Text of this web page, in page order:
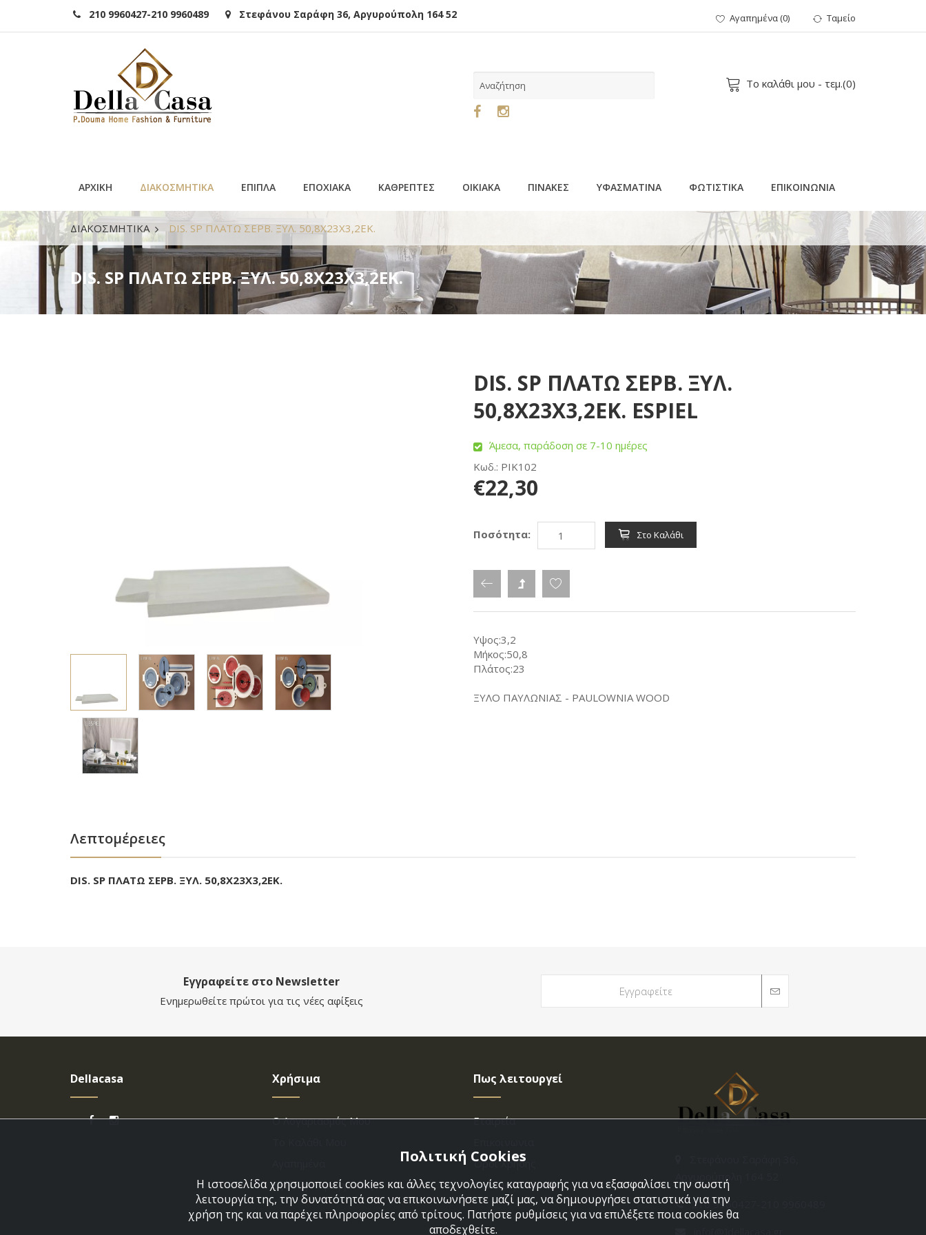
210 9960427-210 9960489 Στεφάνου Σαράφη 36, Αργυρούπολη 164 52 Αγαπημένα(0) Ταμείο
Το καλάθι μου - τεμ.(0)
ΑΡΧΙΚΗ ΔΙΑΚΟΣΜΗΤΙΚΑ ΕΠΙΠΛΑ ΕΠΟΧΙΑΚΑ ΚΑΘΡΕΠΤΕΣ ΟΙΚΙΑΚΑ ΠΙΝΑΚΕΣ ΥΦΑΣΜΑΤΙΝΑ ΦΩΤΙΣΤΙΚΑ ΕΠΙΚΟΙΝΩΝΙΑ
ΔΙΑΚΟΣΜΗΤΙΚΑ DIS. SP ΠΛΑΤΩ ΣΕΡΒ. ΞΥΛ. 50,8Χ23Χ3,2ΕΚ.
DIS. SP ΠΛΑΤΩ ΣΕΡΒ. ΞΥΛ. 50,8Χ23Χ3,2ΕΚ.
DIS. SP ΠΛΑΤΩ ΣΕΡΒ. ΞΥΛ.
50,8Χ23Χ3,2ΕΚ. ESPIEL
Άμεσα, παράδοση σε 7-10 ημέρες
Κωδ.: PIK102
€22,30
Ποσότητα: Στο Καλάθι
Υψος:3,2
Μήκος:50,8
Πλάτος:23
ΞΥΛΟ ΠΑΥΛΩΝΙΑΣ - PAULOWNIA WOOD
Λεπτομέρειες
DIS. SP ΠΛΑΤΩ ΣΕΡΒ. ΞΥΛ. 50,8Χ23Χ3,2ΕΚ.
Εγγραφείτε στο Newsletter
Ενημερωθείτε πρώτοι για τις νέες αφίξεις
Dellacasa Χρήσιμα
Ο Λογαριασμός Μου
Εξέλιξη Παραγγελίας
Πως λειτουργεί
Εταιρεία
Όροι Χρήσης
Πολιτική Cookies
Αργυρούπολη 164 52
210 9960427-210 9960489
Πολιτική Cookies
Η ιστοσελίδα χρησιμοποιεί cookies και άλλες τεχνολογίες καταγραφής για να εξασφαλίσει την σωστή
λειτουργία της, την δυνατότητά σας να επικοινωνήσετε μαζί μας, να δημιουργήσει στατιστικά για την
χρήση της και να παρέχει πληροφορίες από τρίτους. Πατήστε ρυθμίσεις για να επιλέξετε ποια cookies θα
αποδεχθείτε.